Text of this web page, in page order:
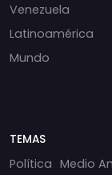
Venezuela
Latinoamérica
Mundo
TEMAS
Política Medio